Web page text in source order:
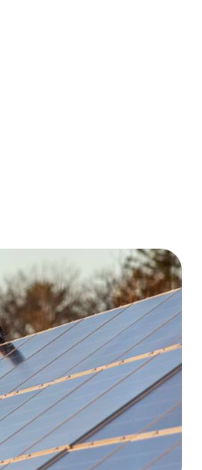
nieuwe
energie
trend richting
die steeds vaker op